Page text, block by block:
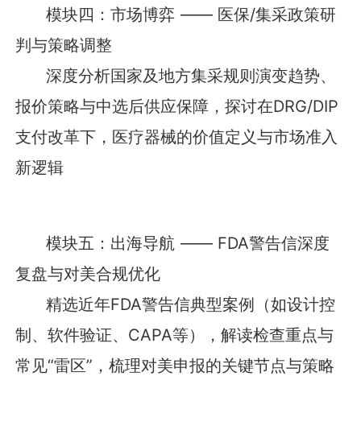
模块四：市场博弈 —— 医保/集采政策研
判与策略调整
深度分析国家及地方集采规则演变趋势、
报价策略与中选后供应保障，探讨在DRG/DIP
支付改革下，医疗器械的价值定义与市场准入
新逻辑
模块五：出海导航 —— FDA警告信深度
复盘与对美合规优化
精选近年FDA警告信典型案例（如设计控
制、软件验证、CAPA等），解读检查重点与
常见“雷区”，梳理对美申报的关键节点与策略